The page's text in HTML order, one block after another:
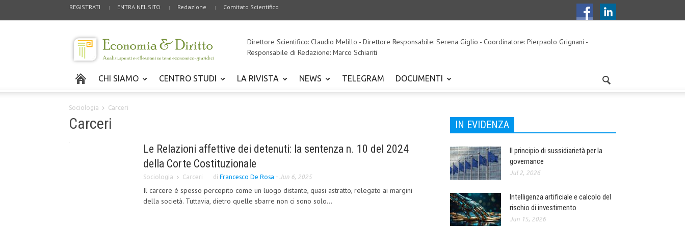
REGISTRATI ENTRA NEL SITO Redazione Comitato Scientifico
Direttore Scientifico: Claudio Melillo - Direttore Responsabile: Serena Giglio - Coordinatore: Pierpaolo Grignani -
Responsabile di Redazione: Marco Schiariti
CHI SIAMO CENTRO STUDI LA RIVISTA NEWS TELEGRAM DOCUMENTI
Sociologia Carceri
Carceri
Le Relazioni affettive dei detenuti: la sentenza n. 10 del 2024
della Corte Costituzionale
Sociologia Carceri di Francesco De Rosa - Jun 6, 2025
Il carcere è spesso percepito come un luogo distante, quasi astratto, relegato ai margini
della società. Tuttavia, dietro quelle sbarre non ci sono solo...
IN EVIDENZA
Il principio di sussidiarietà per la
governance
Jul 2, 2026
Intelligenza artificiale e calcolo del
rischio di investimento
Jun 15, 2026